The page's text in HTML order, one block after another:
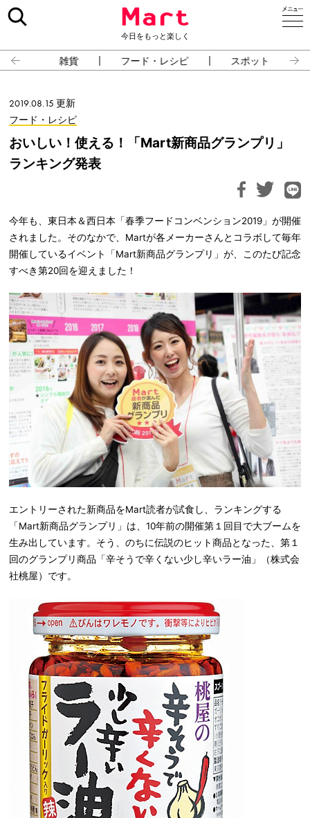
今日をもっと楽しく
雑貨 フード・レシピ スポット
2019.08.15 更新
フード・レシピ
おいしい！使える！「Mart新商品グランプリ」
ランキング発表
今年も、東日本＆西日本「春季フードコンベンション2019」が開催
されました。そのなかで、Martが各メーカーさんとコラボして毎年
開催しているイベント「Mart新商品グランプリ」が、このたび記念
すべき第20回を迎えました！
エントリーされた新商品をMart読者が試食し、ランキングする
「Mart新商品グランプリ」は、10年前の開催第１回目で大ブームを
生み出しています。そう、のちに伝説のヒット商品となった、第１
回のグランプリ商品「辛そうで辛くない少し辛いラー油」（株式会
社桃屋）です。